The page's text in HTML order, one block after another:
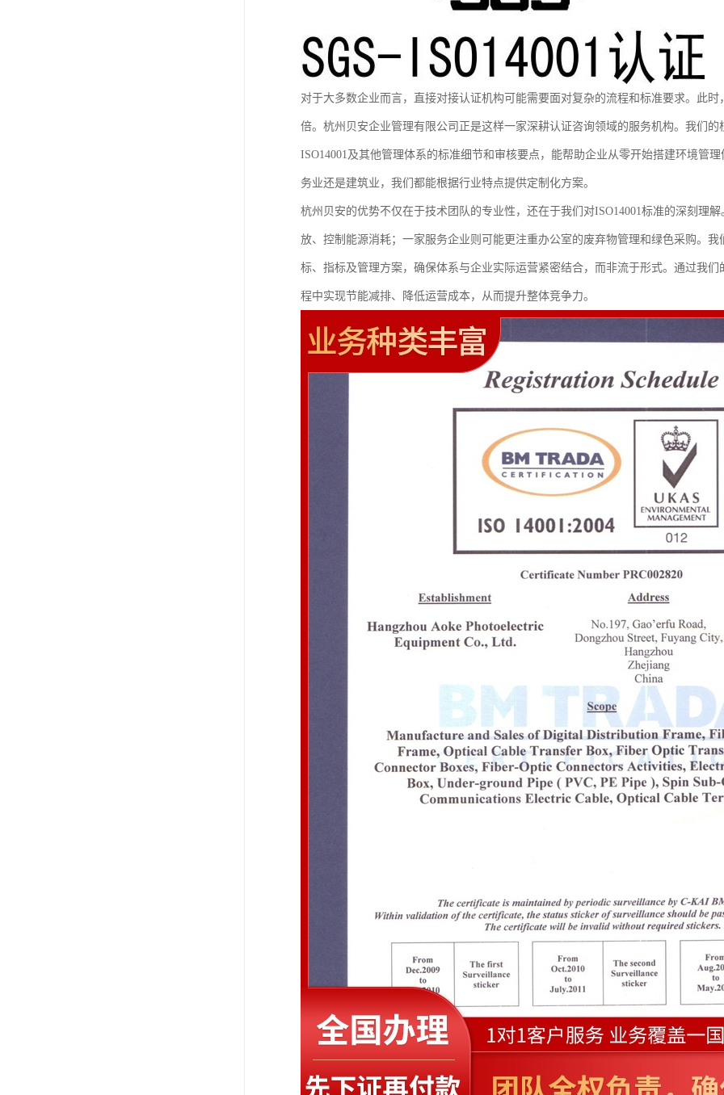
对于大多数企业而言，直接对接认证机构可能需要面对复杂的流程和标准要求。此
倍。杭州贝安企业管理有限公司正是这样一家深耕认证咨询领域的服务机构。我们
ISO14001及其他管理体系的标准细节和审核要点，能帮助企业从零开始搭建环境管
务业还是建筑业，我们都能根据行业特点提供定制化方案。
杭州贝安的优势不仅在于技术团队的专业性，还在于我们对ISO14001标准的深刻理
放、控制能源消耗；一家服务企业则可能更注重办公室的废弃物管理和绿色采购。
标、指标及管理方案，确保体系与企业实际运营紧密结合，而非流于形式。通过我
程中实现节能减排、降低运营成本，从而提升整体竞争力。